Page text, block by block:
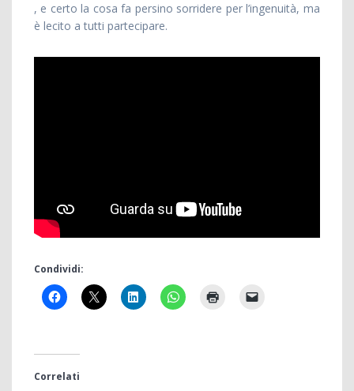
, e certo la cosa fa persino sorridere per l’ingenuità, ma
è lecito a tutti partecipare.
Condividi:
Correlati